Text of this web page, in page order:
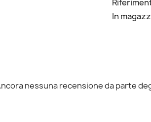
In
nessuna recensione da parte